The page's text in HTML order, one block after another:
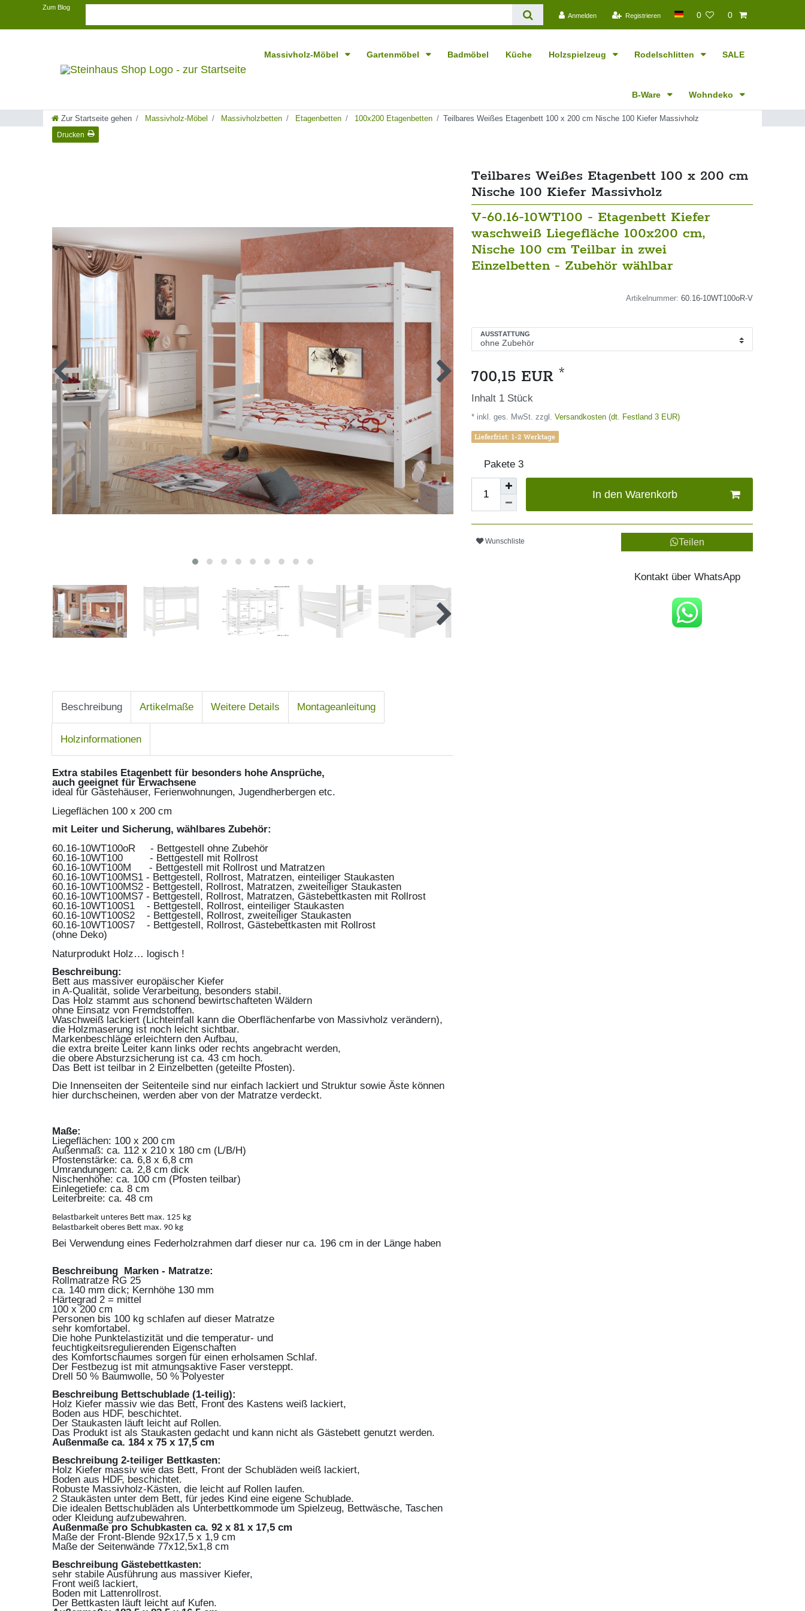
Zum Blog
Anmelden
Registrieren 0 0
Massivholz-Möbel Gartenmöbel Badmöbel Küche Holzspielzeug Rodelschlitten SALE
B-Ware Wohndeko
Zur Startseite gehen Massivholz-Möbel Massivholzbetten Etagenbetten 100x200 Etagenbetten Teilbares Weißes Etagenbett 100 x 200 cm Nische 100 Kiefer Massivholz
Drucken
Teilbares Weißes Etagenbett 100 x 200 cm
Nische 100 Kiefer Massivholz
V-60.16-10WT100 - Etagenbett Kiefer
waschweiß Liegefläche 100x200 cm,
Nische 100 cm Teilbar in zwei
Einzelbetten - Zubehör wählbar
Artikelnummer: 60.16-10WT100oR-V
AUSSTATTUNG
700,15 EUR *
Inhalt 1 Stück
* inkl. ges. MwSt. zzgl. Versandkosten (dt. Festland 3 EUR)
Lieferfrist: 1-2 Werktage
Pakete 3
In den Warenkorb
Wunschliste Teilen
Kontakt über WhatsApp
Beschreibung Artikelmaße Weitere Details Montageanleitung
Holzinformationen
Extra stabiles Etagenbett für besonders hohe Ansprüche,
auch geeignet für Erwachsene
ideal für Gästehäuser, Ferienwohnungen, Jugendherbergen etc.
Liegeflächen 100 x 200 cm
mit Leiter und Sicherung, wählbares Zubehör:
60.16-10WT100oR - Bettgestell ohne Zubehör
60.16-10WT100 - Bettgestell mit Rollrost
60.16-10WT100M - Bettgestell mit Rollrost und Matratzen
60.16-10WT100MS1 - Bettgestell, Rollrost, Matratzen, einteiliger Staukasten
60.16-10WT100MS2 - Bettgestell, Rollrost, Matratzen, zweiteiliger Staukasten
60.16-10WT100MS7 - Bettgestell, Rollrost, Matratzen, Gästebettkasten mit Rollrost
60.16-10WT100S1 - Bettgestell, Rollrost, einteiliger Staukasten
60.16-10WT100S2 - Bettgestell, Rollrost, zweiteiliger Staukasten
60.16-10WT100S7 - Bettgestell, Rollrost, Gästebettkasten mit Rollrost
(ohne Deko)
Naturprodukt Holz… logisch !
Beschreibung:
Bett aus massiver europäischer Kiefer
in A-Qualität, solide Verarbeitung, besonders stabil.
Das Holz stammt aus schonend bewirtschafteten Wäldern
ohne Einsatz von Fremdstoffen.
Waschweiß lackiert (Lichteinfall kann die Oberflächenfarbe von Massivholz verändern),
die Holzmaserung ist noch leicht sichtbar.
Markenbeschläge erleichtern den Aufbau,
die extra breite Leiter kann links oder rechts angebracht werden,
die obere Absturzsicherung ist ca. 43 cm hoch.
Das Bett ist teilbar in 2 Einzelbetten (geteilte Pfosten).
Die Innenseiten der Seitenteile sind nur einfach lackiert und Struktur sowie Äste können
hier durchscheinen, werden aber von der Matratze verdeckt.
Maße:
Liegeflächen: 100 x 200 cm
Außenmaß: ca. 112 x 210 x 180 cm (L/B/H)
Pfostenstärke: ca. 6,8 x 6,8 cm
Umrandungen: ca. 2,8 cm dick
Nischenhöhe: ca. 100 cm (Pfosten teilbar)
Einlegetiefe: ca. 8 cm
Leiterbreite: ca. 48 cm
Belastbarkeit unteres Bett max. 125 kg
Belastbarkeit oberes Bett max. 90 kg
Bei Verwendung eines Federholzrahmen darf dieser nur ca. 196 cm in der Länge haben
Beschreibung Marken - Matratze:
Rollmatratze RG 25
ca. 140 mm dick; Kernhöhe 130 mm
Härtegrad 2 = mittel
100 x 200 cm
Personen bis 100 kg schlafen auf dieser Matratze
sehr komfortabel.
Die hohe Punktelastizität und die temperatur- und
feuchtigkeitsregulierenden Eigenschaften
des Komfortschaumes sorgen für einen erholsamen Schlaf.
Der Festbezug ist mit atmungsaktive Faser versteppt.
Drell 50 % Baumwolle, 50 % Polyester
Beschreibung Bettschublade (1-teilig):
Holz Kiefer massiv wie das Bett, Front des Kastens weiß lackiert,
Boden aus HDF, beschichtet.
Der Staukasten läuft leicht auf Rollen.
Das Produkt ist als Staukasten gedacht und kann nicht als Gästebett genutzt werden.
Außenmaße ca. 184 x 75 x 17,5 cm
Beschreibung 2-teiliger Bettkasten:
Holz Kiefer massiv wie das Bett, Front der Schubläden weiß lackiert,
Boden aus HDF, beschichtet.
Robuste Massivholz-Kästen, die leicht auf Rollen laufen.
2 Staukästen unter dem Bett, für jedes Kind eine eigene Schublade.
Die idealen Bettschubläden als Unterbettkommode um Spielzeug, Bettwäsche, Taschen
oder Kleidung aufzubewahren.
Außenmaße pro Schubkasten ca. 92 x 81 x 17,5 cm
Maße der Front-Blende 92x17,5 x 1,9 cm
Maße der Seitenwände 77x12,5x1,8 cm
Beschreibung Gästebettkasten:
sehr stabile Ausführung aus massiver Kiefer,
Front weiß lackiert,
Boden mit Lattenrollrost.
Der Bettkasten läuft leicht auf Kufen.